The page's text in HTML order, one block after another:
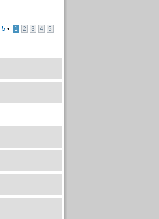
5• 1 2 3 4 5